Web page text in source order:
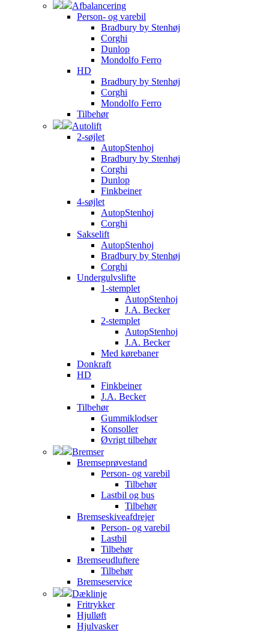
Afbalancering
Person- og varebil
Bradbury by Stenhøj
Corghi
Dunlop
Mondolfo Ferro
HD
Bradbury by Stenhøj
Corghi
Mondolfo Ferro
Tilbehør
Autolift
2-søjlet
AutopStenhoj
Bradbury by Stenhøj
Corghi
Dunlop
Finkbeiner
4-søjlet
AutopStenhoj
Corghi
Sakselift
AutopStenhoj
Bradbury by Stenhøj
Corghi
Undergulvslifte
1-stemplet
AutopStenhoj
J.A. Becker
2-stemplet
AutopStenhoj
J.A. Becker
Med kørebaner
Donkraft
HD
Finkbeiner
J.A. Becker
Tilbehør
Gummiklodser
Konsoller
Øvrigt tilbehør
Bremser
Bremseprøvestand
Person- og varebil
Tilbehør
Lastbil og bus
Tilbehør
Bremseskiveafdrejer
Person- og varebil
Lastbil
Tilbehør
Bremseudluftere
Tilbehør
Bremseservice
Dæklinje
Fritrykker
Hjulløft
Hjulvasker